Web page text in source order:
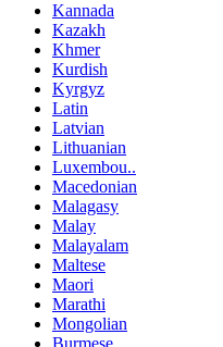
Kannada
Kazakh
Khmer
Kurdish
Kyrgyz
Latin
Latvian
Lithuanian
Luxembou..
Macedonian
Malagasy
Malay
Malayalam
Maltese
Maori
Marathi
Mongolian
Burmese